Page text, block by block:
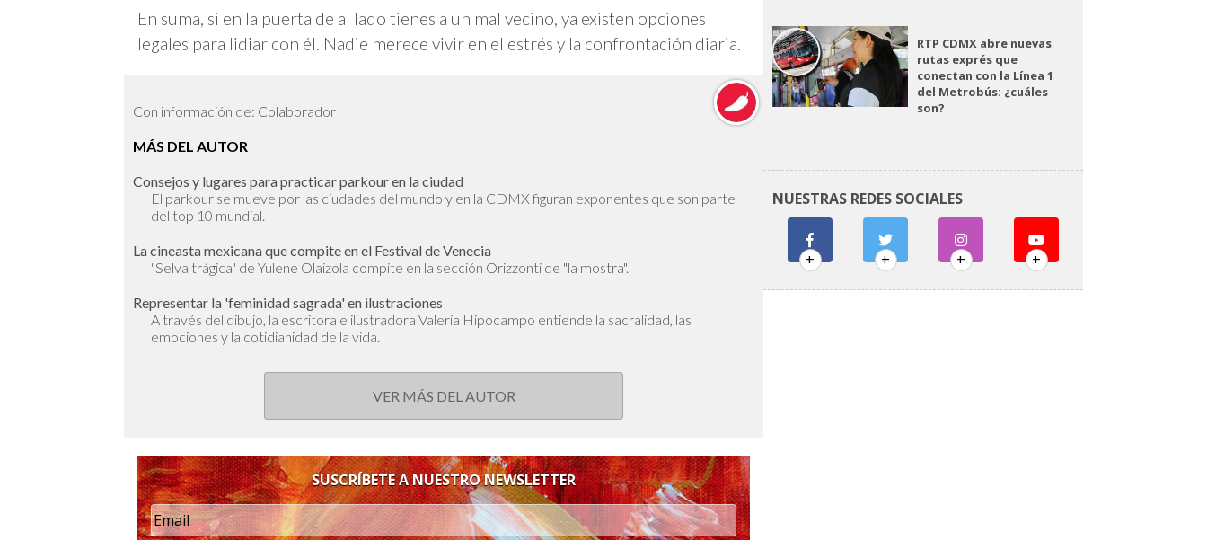
En suma, si en la puerta de al lado tienes a un mal vecino, ya existen opciones
legales para lidiar con él. Nadie merece vivir en el estrés y la confrontación diaria.
Con información de: Colaborador
MÁS DEL AUTOR
Consejos y lugares para practicar parkour en la ciudad
El parkour se mueve por las ciudades del mundo y en la CDMX figuran exponentes que son parte
del top 10 mundial.
La cineasta mexicana que compite en el Festival de Venecia
"Selva trágica" de Yulene Olaizola compite en la sección Orizzonti de "la mostra".
Representar la 'feminidad sagrada' en ilustraciones
A través del dibujo, la escritora e ilustradora Valeria Hipocampo entiende la sacralidad, las
emociones y la cotidianidad de la vida.
VER MÁS DEL AUTOR
SUSCRÍBETE A NUESTRO NEWSLETTER
RTP CDMX abre nuevas
rutas exprés que
conectan con la Línea 1
del Metrobús: ¿cuáles
son?
NUESTRAS REDES SOCIALES
+ + + +